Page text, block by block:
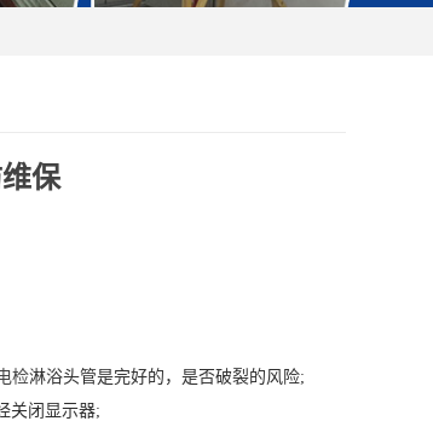
保
检淋浴头管是完好的，是否破裂的风险;
关闭显示器;